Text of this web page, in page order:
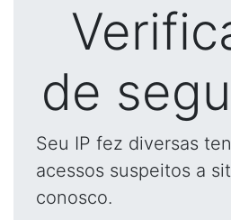
de
Seu IP fez diversas
acessos suspeitos a
conosco.